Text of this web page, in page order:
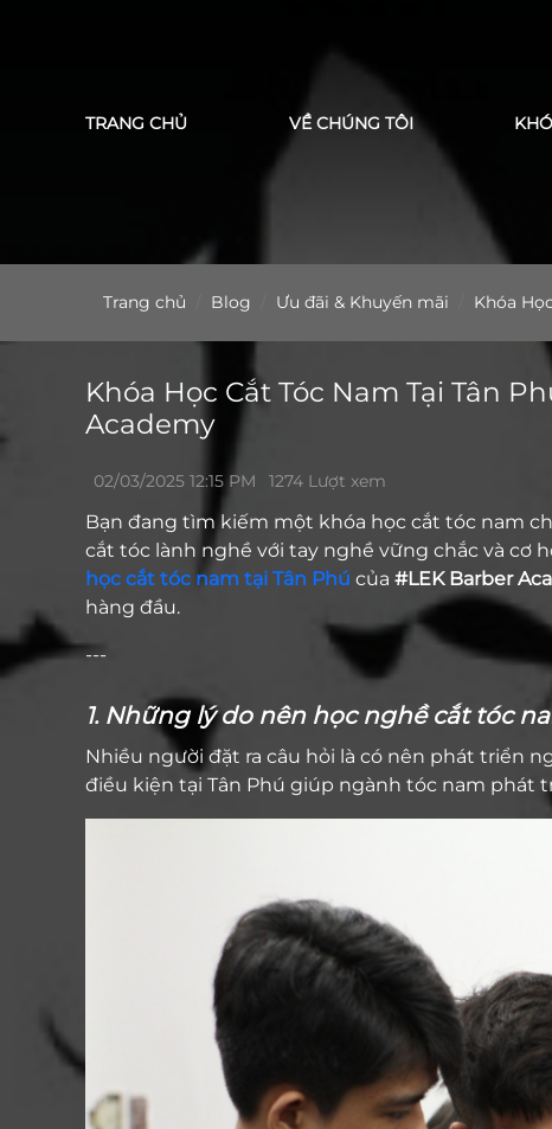
Cảm ơn bạn đã
TRANG CHỦ VỀ CHÚNG TÔI
Trang chủ Blog Ưu đãi & Khuyến mãi Khóa
Khóa Học Cắt Tóc Nam Tại Tân
Academy
02/03/2025 12:15 PM 1274 Lượt xem
Bạn đang tìm kiếm một khóa học cắt tóc nam
cắt tóc lành nghề với tay nghề vững chắc và cơ
học cắt tóc nam tại Tân Phú của #LEK Barber
hàng đầu.
---
1. Những lý do nên học nghề cắt tóc
Nhiều người đặt ra câu hỏi là có nên phát triển
điều kiện tại Tân Phú giúp ngành tóc nam phát